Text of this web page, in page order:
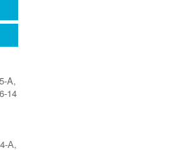
A,
14
А,